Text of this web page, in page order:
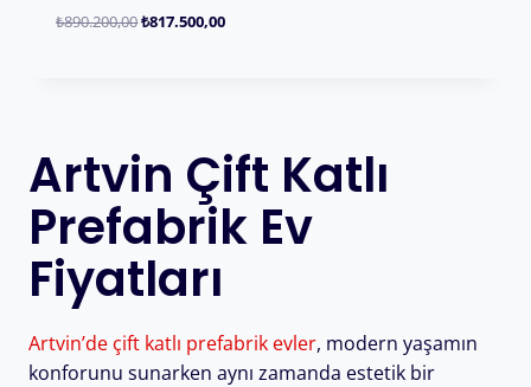
₺890.200,00₺817.500,00
Artvin Çift Katlı
Prefabrik Ev
Fiyatları
Artvin’de çift katlı prefabrik evler, modern yaşamın
konforunu sunarken aynı zamanda estetik bir